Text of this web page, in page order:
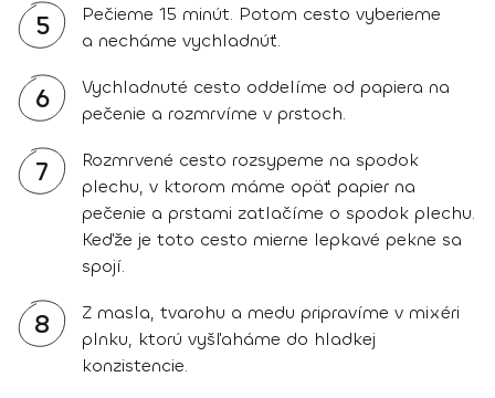
5
Pečieme 15 minút. Potom cesto vyberieme
a necháme vychladnúť.
6
Vychladnuté cesto oddelíme od papiera na
pečenie a rozmrvíme v prstoch.
7
Rozmrvené cesto rozsypeme na spodok
plechu, v ktorom máme opäť papier na
pečenie a prstami zatlačíme o spodok plechu.
Keďže je toto cesto mierne lepkavé pekne sa
spojí.
8
Z masla, tvarohu a medu pripravíme v mixéri
plnku, ktorú vyšľaháme do hladkej
konzistencie.